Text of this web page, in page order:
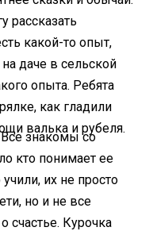
рассказать
какой-то опыт,
даче в сельской
опыта. Ребята
как гладили
валька и рубеля.
знакомы со
кто понимает ее
их не просто
но и не все
счастье. Курочка